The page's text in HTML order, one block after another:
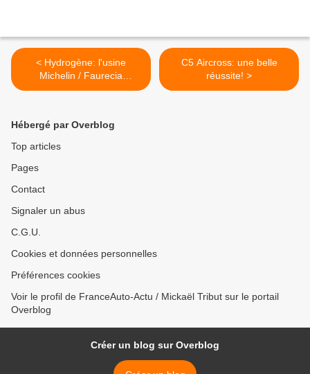
< Hydrogène: l'usine
Michelin / Faurecia
s'installera à Lyon!
C5 Aircross: une belle
réussite! >
Hébergé par Overblog
Top articles
Pages
Contact
Signaler un abus
C.G.U.
Cookies et données personnelles
Préférences cookies
Voir le profil de FranceAuto-Actu / Mickaël Tribut sur le portail
Overblog
Créer un blog sur Overblog